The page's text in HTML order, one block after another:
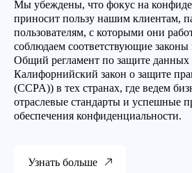
Мы убеждены, что фокус на
приносит пользу нашим клиентам,
пользователям, с которыми они
соблюдаем соответствующие
Общий регламент по защите данных
Калифорнийский закон о защите
(CCPA)) в тех странах, где ведем
отраслевые стандарты и успешные
обеспечения конфиденциальности.
Узнать больше